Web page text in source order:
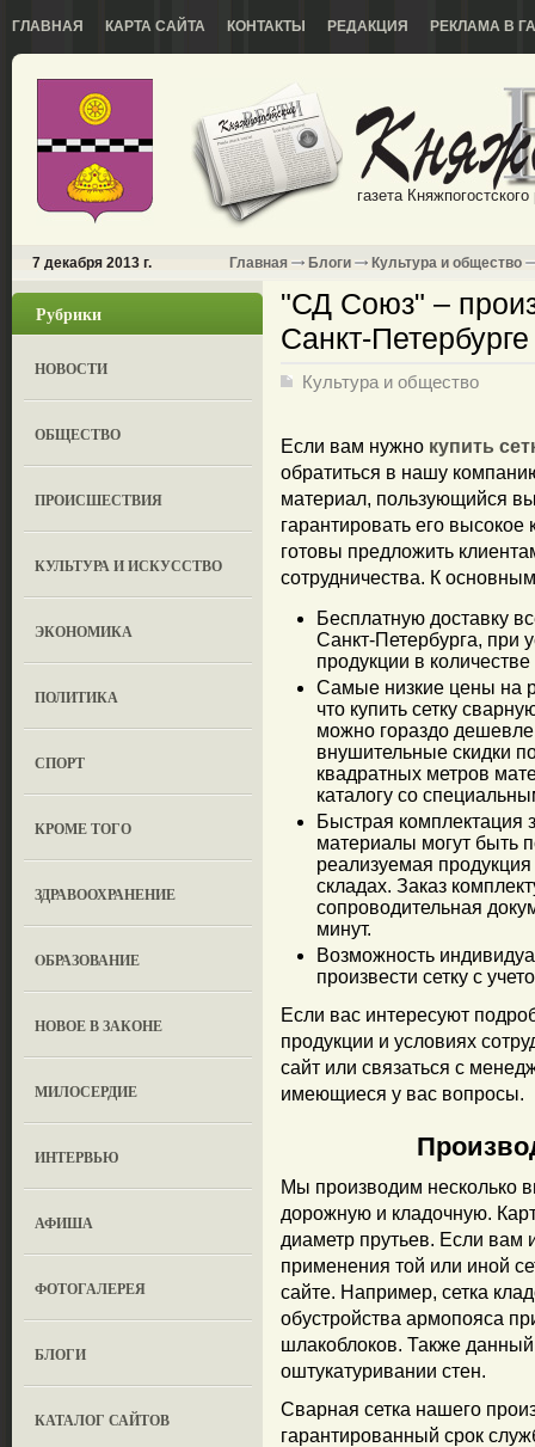
ГЛАВНАЯ КАРТА САЙТА КОНТАКТЫ РЕДАКЦИЯ РЕКЛАМА В
газета
7 декабря 2013 г. Главная Блоги Культура и общество
Рубрики
НОВОСТИ
ОБЩЕСТВО
ПРОИСШЕСТВИЯ
КУЛЬТУРА И ИСКУССТВО
ЭКОНОМИКА
ПОЛИТИКА
СПОРТ
КРОМЕ ТОГО
ЗДРАВООХРАНЕНИЕ
OБРАЗОВАНИЕ
НОВОЕ В ЗАКОНЕ
МИЛОСЕРДИЕ
ИНТЕРВЬЮ
АФИША
ФОТОГАЛЕРЕЯ
БЛОГИ
КАТАЛОГ САЙТОВ
"СД Союз" –
Санкт-Петербурге
Культура и общество
Если вам нужно купить
обратиться в нашу
материал, пользующийся
гарантировать его
готовы предложить
сотрудничества. К
Бесплатную доставку
Санкт-Петербурга, при
продукции в
Самые низкие цены на
что купить сетку
можно гораздо
внушительные скидки
квадратных метров
каталогу со
Быстрая комплектация
материалы могут быть
реализуемая
складах. Заказ
сопроводительная
минут.
Возможность
произвести сетку с
Если вас интересуют
продукции и условиях
сайт или связаться с
имеющиеся у вас вопросы.
Мы производим несколько
дорожную и кладочную.
диаметр прутьев. Если вам
применения той или иной
сайте. Например, сетка
обустройства армопояса
шлакоблоков. Также
оштукатуривании стен.
Сварная сетка нашего
гарантированный срок